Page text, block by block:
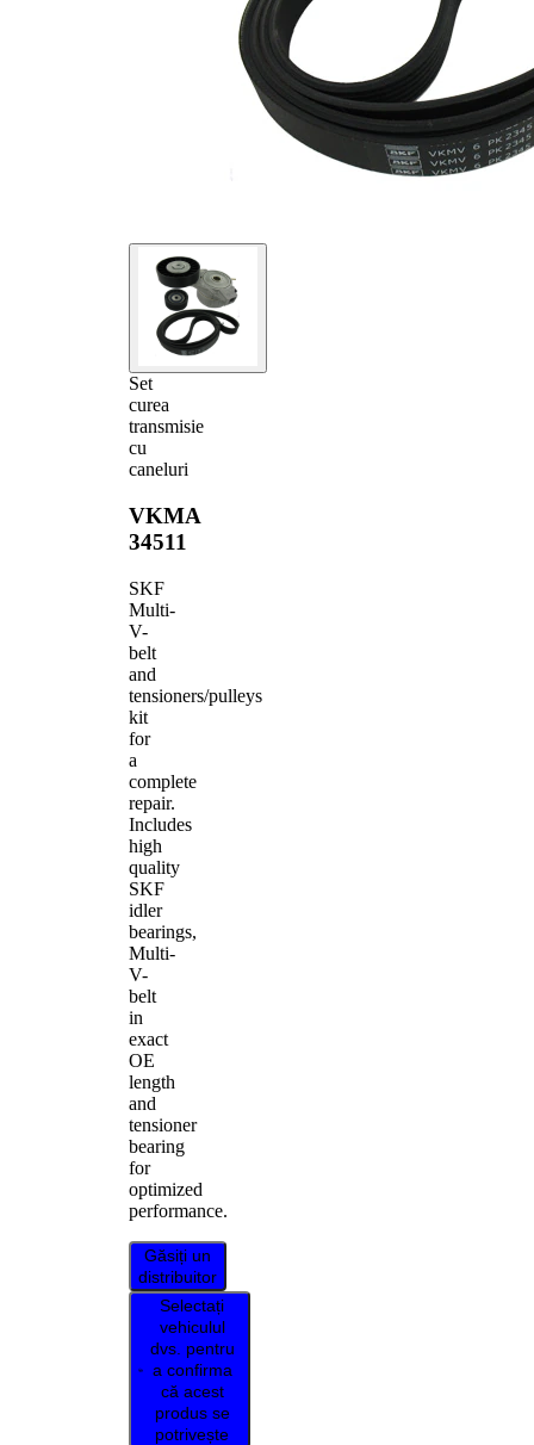
Set
curea
transmisie
cu
caneluri
VKMA
34511
SKF
Multi-
V-
belt
and
tensioners/pulleys
kit
for
a
complete
repair.
Includes
high
quality
SKF
idler
bearings,
Multi-
V-
belt
in
exact
OE
length
and
tensioner
bearing
for
optimized
performance.
Găsiți un
distribuitor
Selectați
vehiculul
dvs. pentru
a confirma
că acest
produs se
potrivește
curea transmisie
Intinzator curea,
curea distributie
Curea transmisie
VKMV
6PK2345
1